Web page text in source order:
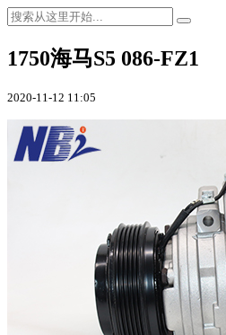
1750海马S5 086-FZ1
2020-11-12 11:05